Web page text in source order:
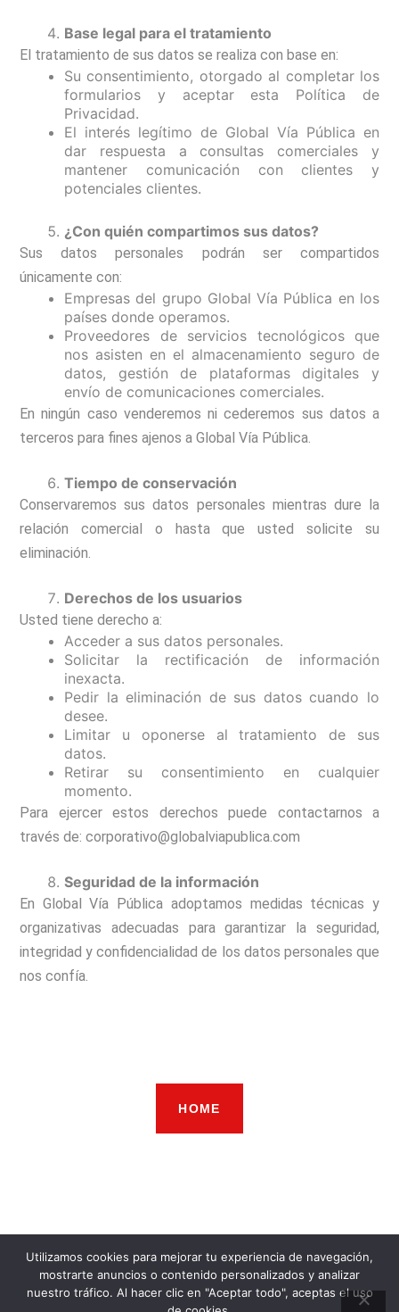
Base legal para el tratamiento
El tratamiento de sus datos se realiza con base en:
Su consentimiento, otorgado al completar los
formularios y aceptar esta Política de
Privacidad.
El interés legítimo de Global Vía Pública en
dar respuesta a consultas comerciales y
mantener comunicación con clientes y
potenciales clientes.
¿Con quién compartimos sus datos?
Sus datos personales podrán ser compartidos
únicamente con:
Empresas del grupo Global Vía Pública en los
países donde operamos.
Proveedores de servicios tecnológicos que
nos asisten en el almacenamiento seguro de
datos, gestión de plataformas digitales y
envío de comunicaciones comerciales.
En ningún caso venderemos ni cederemos sus datos a
terceros para fines ajenos a Global Vía Pública.
Tiempo de conservación
Conservaremos sus datos personales mientras dure la
relación comercial o hasta que usted solicite su
eliminación.
Derechos de los usuarios
Usted tiene derecho a:
Acceder a sus datos personales.
Solicitar la rectificación de información
inexacta.
Pedir la eliminación de sus datos cuando lo
desee.
Limitar u oponerse al tratamiento de sus
datos.
Retirar su consentimiento en cualquier
momento.
Para ejercer estos derechos puede contactarnos a
través de: corporativo@globalviapublica.com
Seguridad de la información
En Global Vía Pública adoptamos medidas técnicas y
organizativas adecuadas para garantizar la seguridad,
integridad y confidencialidad de los datos personales que
nos confía.
HOME
Utilizamos cookies para mejorar tu experiencia de navegación,
mostrarte anuncios o contenido personalizados y analizar
nuestro tráfico. Al hacer clic en "Aceptar todo", aceptas el uso